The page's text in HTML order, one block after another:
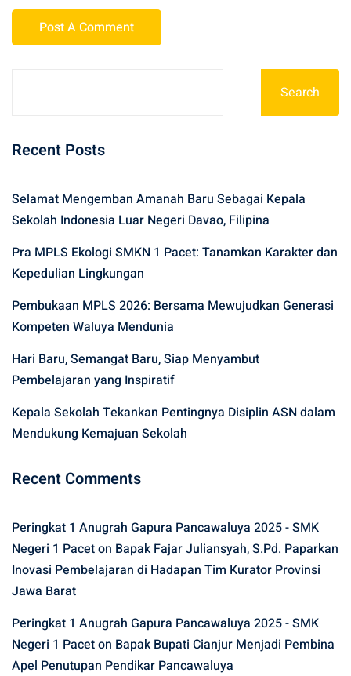
Search
Recent Posts
Selamat Mengemban Amanah Baru Sebagai Kepala
Sekolah Indonesia Luar Negeri Davao, Filipina
Pra MPLS Ekologi SMKN 1 Pacet: Tanamkan Karakter dan
Kepedulian Lingkungan
Pembukaan MPLS 2026: Bersama Mewujudkan Generasi
Kompeten Waluya Mendunia
Hari Baru, Semangat Baru, Siap Menyambut
Pembelajaran yang Inspiratif
Kepala Sekolah Tekankan Pentingnya Disiplin ASN dalam
Mendukung Kemajuan Sekolah
Recent Comments
Peringkat 1 Anugrah Gapura Pancawaluya 2025 - SMK
Negeri 1 Paceton Bapak Fajar Juliansyah, S.Pd. Paparkan
Inovasi Pembelajaran di Hadapan Tim Kurator Provinsi
Jawa Barat
Peringkat 1 Anugrah Gapura Pancawaluya 2025 - SMK
Negeri 1 Paceton Bapak Bupati Cianjur Menjadi Pembina
Apel Penutupan Pendikar Pancawaluya